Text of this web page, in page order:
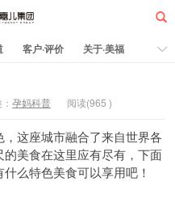
儿
客户·评价
关于·美福
孕妈科普 阅读(965 )
这座城市融合了来自世界各
美食在这里应有尽有，下面
么特色美食可以享用吧！